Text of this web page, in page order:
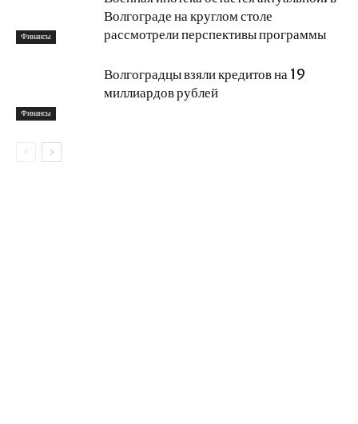
Финансы
Волгограде на круглом столе
рассмотрели перспективы программы
Финансы
Волгоградцы взяли кредитов на 19
миллиардов рублей